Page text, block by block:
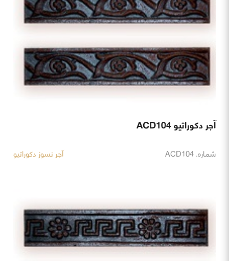
آجر دکوراتیو ACD104
شماره. ACD104 آجر نسوز دکوراتیو